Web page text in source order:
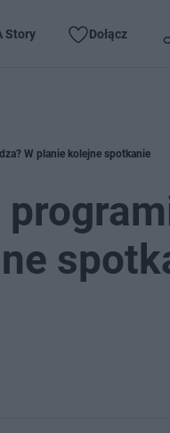
Story Dołącz
W planie kolejne spotkanie